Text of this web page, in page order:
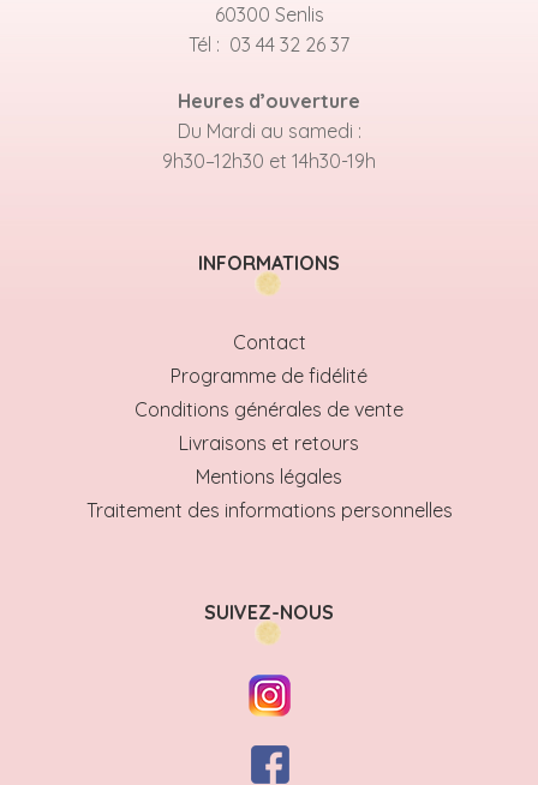
60300 Senlis
Tél : 03 44 32 26 37
Heures d’ouverture
Du Mardi au samedi :
9h30–12h30 et 14h30-19h
INFORMATIONS
Contact
Programme de fidélité
Conditions générales de vente
Livraisons et retours
Mentions légales
Traitement des informations personnelles
SUIVEZ-NOUS